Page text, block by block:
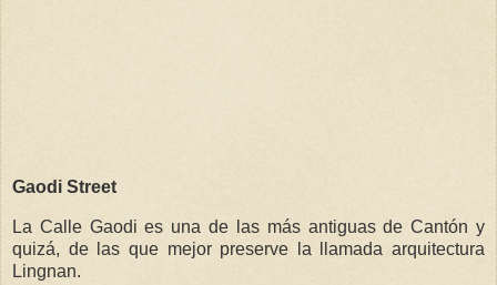
Gaodi Street
La Calle Gaodi es una de las más antiguas de Cantón y
quizá, de las que mejor preserve la llamada arquitectura
Lingnan.